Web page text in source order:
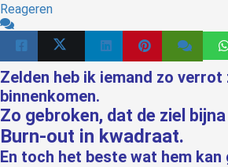
Reageren
Zelden heb ik iemand zo verrot
binnenkomen.
Zo gebroken, dat de ziel
Burn-out in kwadraat.
En toch het beste wat hem kan
gebruikt
te
de
Hierdoor